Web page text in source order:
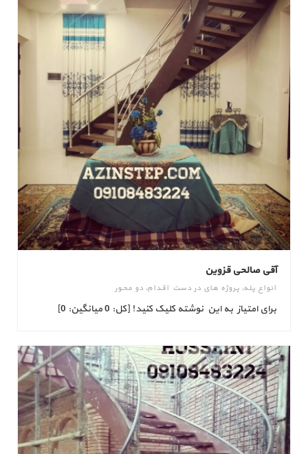
آقی صالحی قزوین
انواع پله, پروژه های در دست اقدام, دو محور
برای امتیاز به این نوشته کلیک کنید! [کل: 0 میانگین: 0]